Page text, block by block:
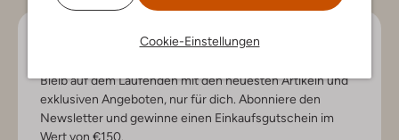
Cookie-Einstellungen
Lass uns in Kontakt bleiben
Bleib auf dem Laufenden mit den neuesten Artikeln und
exklusiven Angeboten, nur für dich. Abonniere den
Newsletter und gewinne einen Einkaufsgutschein im
Wert von €150.